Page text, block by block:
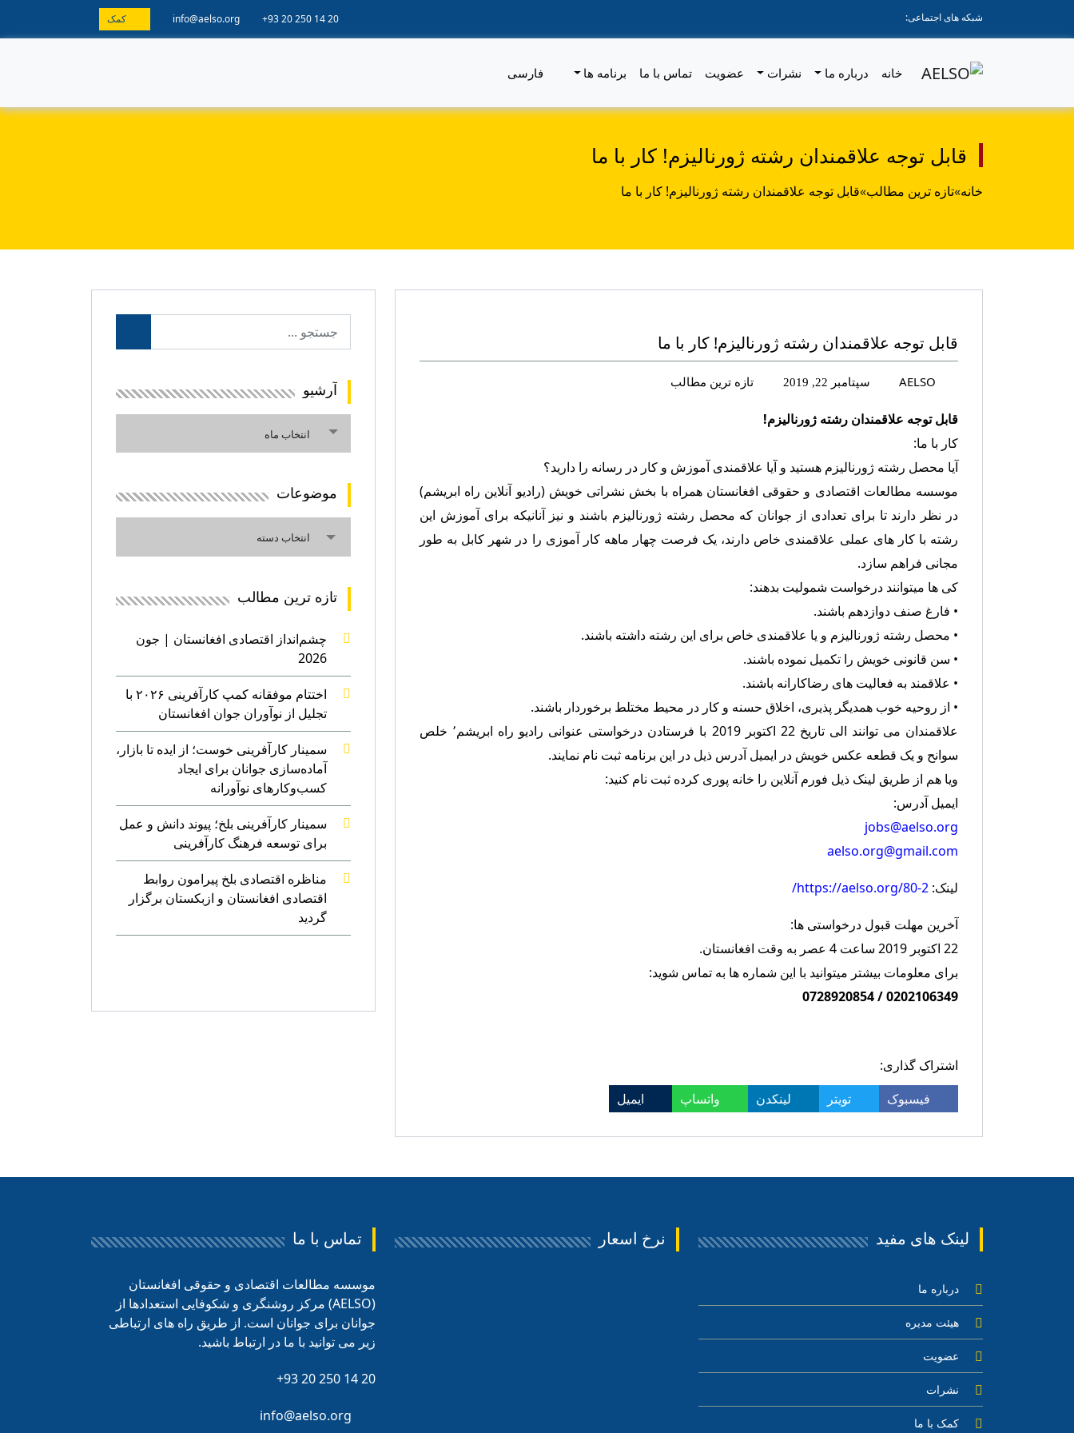
شبکه های اجتماعی: +93 20 250 14 20
info@aelso.org کمک
خانه درباره ما نشرات عضویت تماس با ما برنامه ها فارسی
قابل توجه علاقمندان رشته ژورنالیزم! کار با ما
خانه»تازه ترین مطالب»قابل توجه علاقمندان رشته ژورنالیزم! کار با ما
قابل توجه علاقمندان رشته ژورنالیزم! کار با ما
AELSO سپتامبر 22, 2019 تازه ترین مطالب
قابل توجه علاقمندان رشته ژورنالیزم!
کار با ما:
آیا محصل رشته ژورنالیزم هستید و آیا علاقمندی آموزش و کار در رسانه را دارید؟
موسسه مطالعات اقتصادی و حقوقی افغانستان همراه با بخش نشراتی خویش (رادیو آنلاین راه ابریشم)
در نظر دارند تا برای تعدادی از جوانان که محصل رشته ژورنالیزم باشند و نیز آنانیکه برای آموزش این
رشته با کار های عملی علاقمندی خاص دارند، یک فرصت چهار ماهه کار آموزی را در شهر كابل به طور
مجانی فراهم سازد.
کی ها میتوانند درخواست شمولیت بدهند:
• فارغ صنف دوازدهم باشند.
• محصل رشته ژورنالیزم و یا علاقمندی خاص برای این رشته داشته باشند.
• سن قانونی خویش را تکمیل نموده باشند.
• علاقمند به فعالیت های رضاکارانه باشند.
• از روحیه خوب همدیگر پذیری، اخلاق حسنه و کار در محیط مختلط برخوردار باشند.
علاقمندان می توانند الی تاریخ 22 اکتوبر 2019 با فرستادن درخواستی عنوانی رادیو راه ابریشم٬ خلص
سوانح و یک قطعه عکس خویش در ایمیل آدرس ذیل در این برنامه ثبت نام نمایند.
ویا هم از طریق لینک ذیل فورم آنلاین را خانه پوری کرده ثبت نام کنید:
ایمیل آدرس:
jobs@aelso.org
aelso.org@gmail.com
لینک: https://aelso.org/80-2/
آخرین مهلت قبول درخواستی ها:
22 اکتوبر 2019 ساعت 4 عصر به وقت افغانستان.
برای معلومات بیشتر میتوانید با این شماره ها به تماس شوید:
0202106349 / 0728920854
اشتراک گذاری:
فیسبوک
تویتر لینکدن واتساپ ایمیل
آرشیو
انتخاب ماه
موضوعات
انتخاب دسته
تازه ترین مطالب
چشم‌انداز اقتصادی افغانستان | جون
2026
اختتام موفقانه کمپ کارآفرینی ۲۰۲۶ با
تجلیل از نوآوران جوان افغانستان
سمینار کارآفرینی خوست؛ از ایده تا بازار،
آماده‌سازی جوانان برای ایجاد
کسب‌وکارهای نوآورانه
سمینار کارآفرینی بلخ؛ پیوند دانش و عمل
برای توسعه فرهنگ کارآفرینی
مناظره اقتصادی بلخ پیرامون روابط
اقتصادی افغانستان و ازبکستان برگزار
گردید
لینک های مفید
درباره ما
هیئت مدیره
عضویت
نشرات
کمک با ما
نرخ اسعار تماس با ما
موسسه مطالعات اقتصادی و حقوقی افغانستان
(AELSO) مرکز روشنگری و شکوفایی استعدادها از
جوانان برای جوانان است. از طریق راه های ارتباطی
زیر می توانید با ما در ارتباط باشید.
+93 20 250 14 20
info@aelso.org